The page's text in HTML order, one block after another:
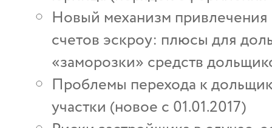
Новый механизм
счетов эскроу: плюсы для
«заморозки» средств
Проблемы перехода к
участки (новое с 01.01.2017)